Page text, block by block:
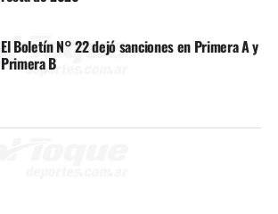
El Boletín N° 22 dejó sanciones en Primera A y
Primera B